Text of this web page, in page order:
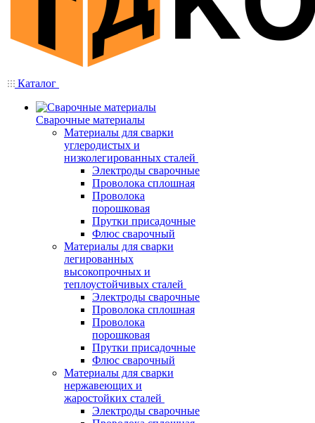
Каталог
Сварочные материалы
Материалы для сварки
углеродистых и
низколегированных сталей
Электроды сварочные
Проволока сплошная
Проволока
порошковая
Прутки присадочные
Флюс сварочный
Материалы для сварки
легированных
высокопрочных и
теплоустойчивых сталей
Электроды сварочные
Проволока сплошная
Проволока
порошковая
Прутки присадочные
Флюс сварочный
Материалы для сварки
нержавеющих и
жаростойких сталей
Электроды сварочные